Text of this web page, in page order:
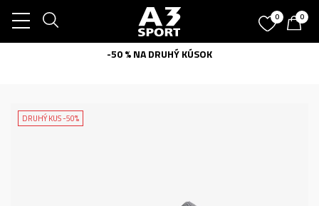
0 0
-50 % NA DRUHÝ KÚSOK
DRUHÝ KUS -50%